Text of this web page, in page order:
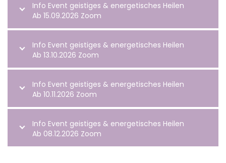
Info Event geistiges & energetisches Heilen
Ab 15.09.2026 Zoom
Info Event geistiges & energetisches Heilen
Ab 13.10.2026 Zoom
Info Event geistiges & energetisches Heilen
Ab 10.11.2026 Zoom
Info Event geistiges & energetisches Heilen
Ab 08.12.2026 Zoom